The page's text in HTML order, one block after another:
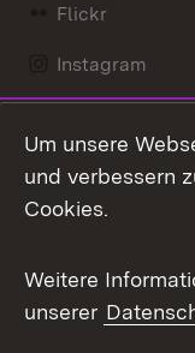
Flickr
Instagram
Mastodon
Messenger
Social Wall
X / Twitter
Um unsere
und verbessern
Cookies.
Weitere
unserer